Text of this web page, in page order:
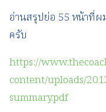
อ่านสรุปย่อ 55 หน้าที่
ครับ
https://
content/uploads/
summary.pdf